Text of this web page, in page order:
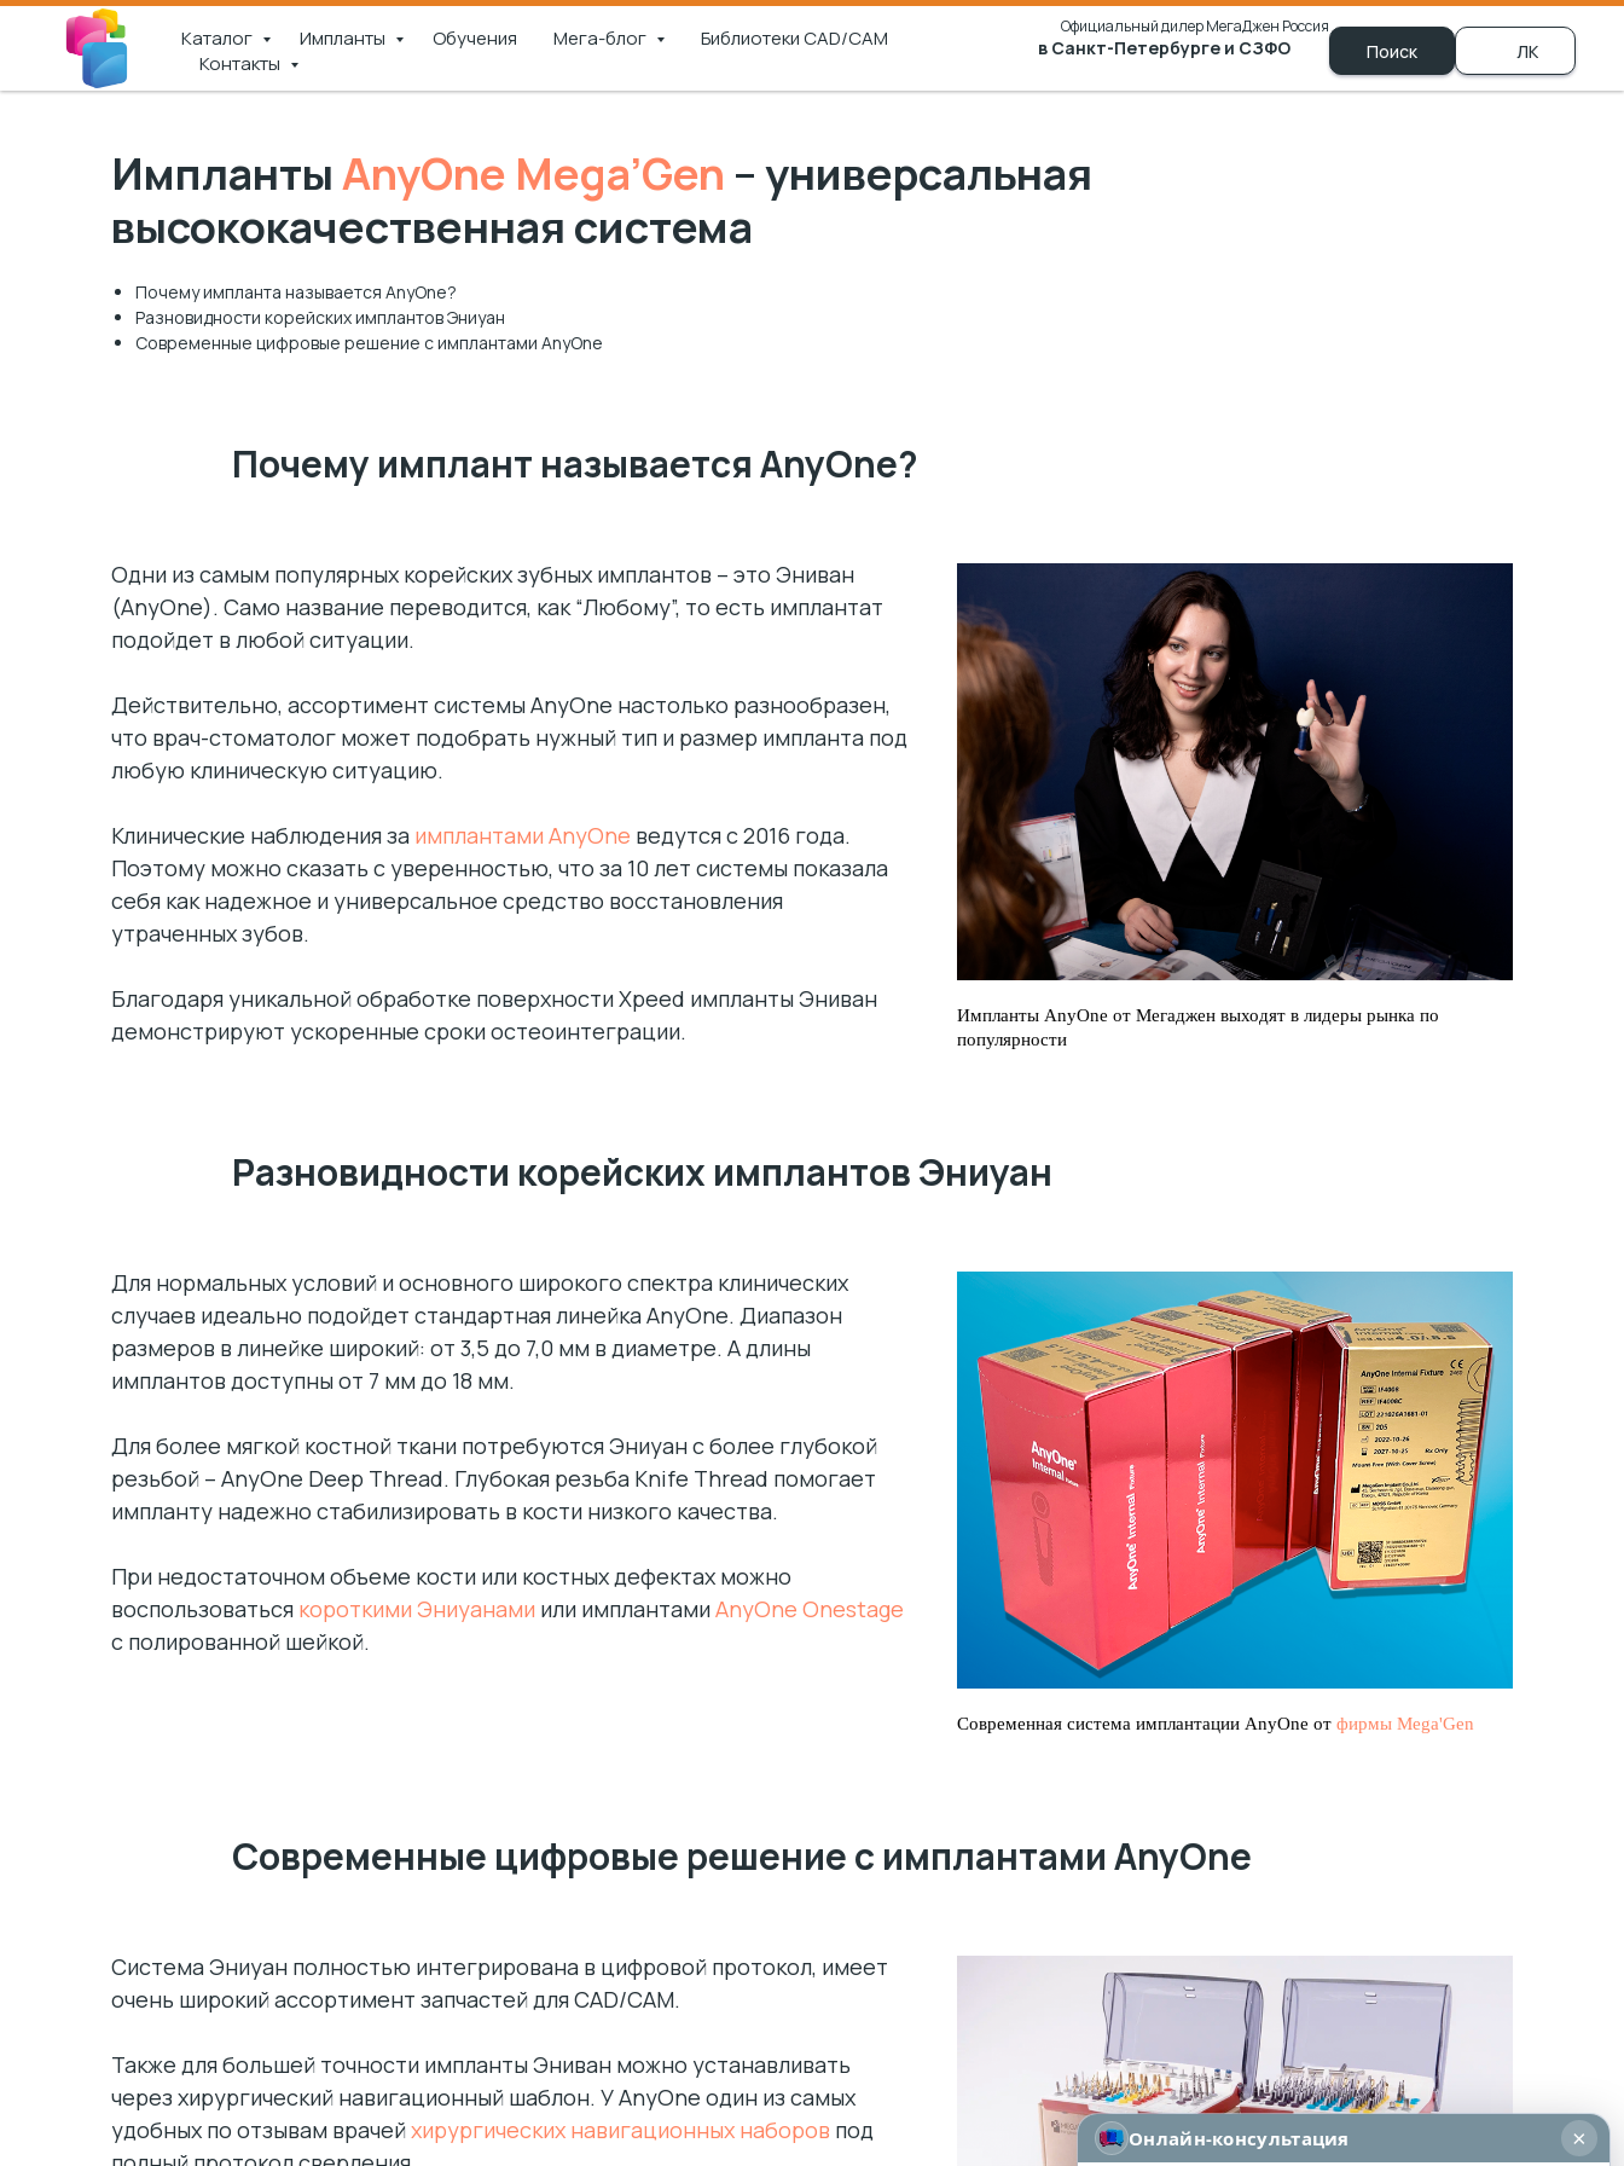
Каталог Импланты Обучения Мега-блог
Библиотеки CAD/CAM
Контакты
Официальный дилер МегаДжен Россия
в Санкт-Петербурге и СЗФО
+7 (981) 790-00-69
Поиск ЛК
ИмплантыAnyOne Mega’Gen – универсальная
высококачественная система
Почему импланта называется AnyOne?
Разновидности корейских имплантов Эниуан
Современные цифровые решение с имплантами AnyOne
Почему имплант называется AnyOne?
Одни из самым популярных корейских зубных имплантов – это Эниван
(AnyOne). Само название переводится, как “Любому”, то есть имплантат
подойдет в любой ситуации.
Действительно, ассортимент системы AnyOne настолько разнообразен,
что врач-стоматолог может подобрать нужный тип и размер импланта под
любую клиническую ситуацию.
Клинические наблюдения за имплантами AnyOne ведутся с 2016 года.
Поэтому можно сказать с уверенностью, что за 10 лет системы показала
себя как надежное и универсальное средство восстановления
утраченных зубов.
Благодаря уникальной обработке поверхности Xpeed импланты Эниван
демонстрируют ускоренные сроки остеоинтеграции.
Импланты AnyOne от Мегаджен выходят в лидеры рынка по
популярности
Разновидности корейских имплантов Эниуан
Для нормальных условий и основного широкого спектра клинических
случаев идеально подойдет стандартная линейка AnyOne. Диапазон
размеров в линейке широкий: от 3,5 до 7,0 мм в диаметре. А длины
имплантов доступны от 7 мм до 18 мм.
Для более мягкой костной ткани потребуются Эниуан с более глубокой
резьбой – AnyOne Deep Thread. Глубокая резьба Knife Thread помогает
импланту надежно стабилизировать в кости низкого качества.
При недостаточном объеме кости или костных дефектах можно
воспользоваться короткими Эниуанами или имплантамиAnyOne Onestage
с полированной шейкой.
Современная система имплантации AnyOne от фирмы Mega'Gen
Современные цифровые решение с имплантами AnyOne
Система Эниуан полностью интегрирована в цифровой протокол, имеет
очень широкий ассортимент запчастей для CAD/CAM.
Также для большей точности импланты Эниван можно устанавливать
через хирургический навигационный шаблон. У AnyOne один из самых
удобных по отзывам врачейхирургических навигационных наборов под
Онлайн-консультация ×